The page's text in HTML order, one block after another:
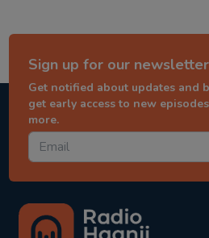
Sign up for our newsletter
Get notified about updates and
get early access to new
more.